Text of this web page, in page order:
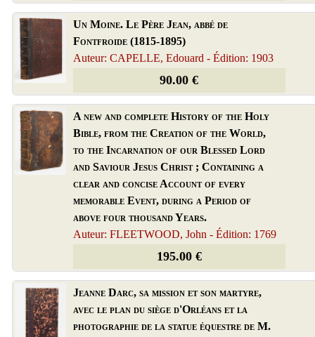
Un Moine. Le Père Jean, abbé de
Fontfroide (1815-1895)
Auteur: CAPELLE, Edouard - Édition: 1903
90.00 €
A new and complete History of the Holy
Bible, from the Creation of the World,
to the Incarnation of our Blessed Lord
and Saviour Jesus Christ ; Containing a
clear and concise Account of every
memorable Event, during a Period of
above four thousand Years.
Auteur: FLEETWOOD, John - Édition: 1769
195.00 €
Jeanne Darc, sa mission et son martyre,
avec le plan du siège d'Orléans et la
photographie de la statue équestre de M.